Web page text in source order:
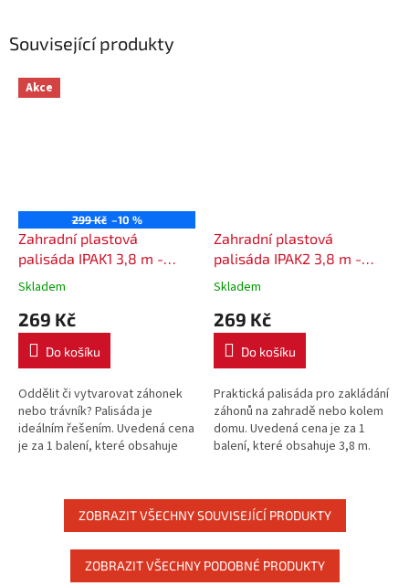
Související produkty
Akce
299 Kč –10 %
Zahradní plastová
palisáda IPAK1 3,8 m -
barva hnědá
Skladem
269 Kč
Do košíku
Oddělit či vytvarovat záhonek
nebo trávník? Palisáda je
ideálním řešením. Uvedená cena
je za 1 balení, které obsahuje
Zahradní plastová
palisáda IPAK2 3,8 m -
barva hnědá
Skladem
269 Kč
Do košíku
Praktická palisáda pro zakládání
záhonů na zahradě nebo kolem
domu. Uvedená cena je za 1
balení, které obsahuje 3,8 m.
ZOBRAZIT VŠECHNY SOUVISEJÍCÍ PRODUKTY
ZOBRAZIT VŠECHNY PODOBNÉ PRODUKTY